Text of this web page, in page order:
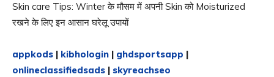
Skin care Tips: Winter के मौसम में अपनी Skin को Moisturized
रखने के लिए इन आसान घरेलू उपायों
appkods | kibhologin | ghdsportsapp |
onlineclassifiedsads | skyreachseo